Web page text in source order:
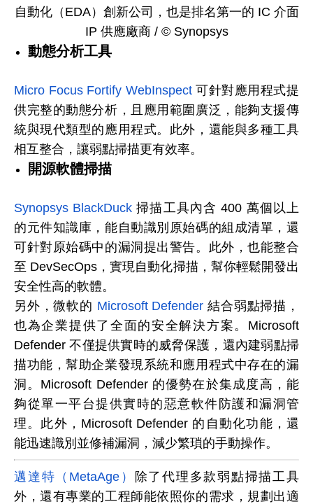
自動化（EDA）創新公司，也是排名第一的 IC 介面
IP 供應廠商 / © Synopsys
動態分析工具
Micro Focus Fortify WebInspect 可針對應用程式提
供完整的動態分析，且應用範圍廣泛，能夠支援傳
統與現代類型的應用程式。此外，還能與多種工具
相互整合，讓弱點掃描更有效率。
開源軟體掃描
Synopsys BlackDuck 掃描工具內含 400 萬個以上
的元件知識庫，能自動識別原始碼的組成清單，還
可針對原始碼中的漏洞提出警告。此外，也能整合
至 DevSecOps，實現自動化掃描，幫你輕鬆開發出
安全性高的軟體。
另外，微軟的 Microsoft Defender結合弱點掃描，
也為企業提供了全面的安全解決方案。Microsoft
Defender 不僅提供實時的威脅保護，還內建弱點掃
描功能，幫助企業發現系統和應用程式中存在的漏
洞。Microsoft Defender 的優勢在於集成度高，能
夠從單一平台提供實時的惡意軟件防護和漏洞管
理。此外，Microsoft Defender 的自動化功能，還
能迅速識別並修補漏洞，減少繁瑣的手動操作。
邁達特（MetaAge） 除了代理多款弱點掃描工具
外，還有專業的工程師能依照你的需求，規劃出適